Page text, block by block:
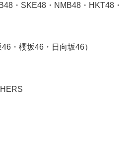
・SKE48・NMB48・HKT48・
・櫻坂46・日向坂46）